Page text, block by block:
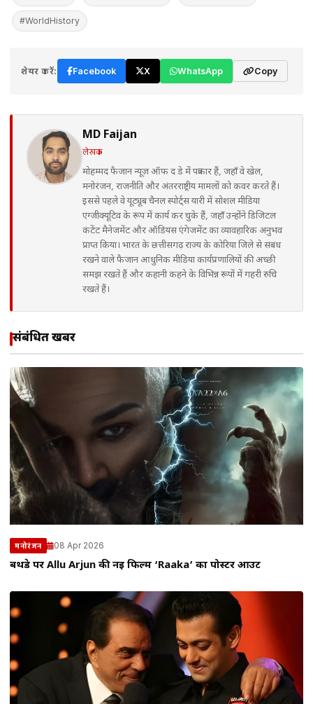
#WorldHistory
शेयर करें: Facebook X WhatsApp Copy
MD Faijan
लेखक
मोहम्मद फैजान न्यूज़ ऑफ द डे में पत्रकार हैं, जहाँ वे खेल,
मनोरंजन, राजनीति और अंतरराष्ट्रीय मामलों को कवर करते हैं।
इससे पहले वे यूट्यूब चैनल स्पोर्ट्स यारी में सोशल मीडिया
एग्जीक्यूटिव के रूप में कार्य कर चुके हैं, जहाँ उन्होंने डिजिटल
कंटेंट मैनेजमेंट और ऑडियंस एंगेजमेंट का व्यावहारिक अनुभव
प्राप्त किया। भारत के छत्तीसगढ़ राज्य के कोरिया जिले से संबंध
रखने वाले फैजान आधुनिक मीडिया कार्यप्रणालियों की अच्छी
समझ रखते हैं और कहानी कहने के विभिन्न रूपों में गहरी रुचि
रखते हैं।
संबंधित खबरें
मनोरंजन 08 Apr 2026
बर्थडे पर Allu Arjun की नई फिल्म ‘Raaka’ का पोस्टर आउट